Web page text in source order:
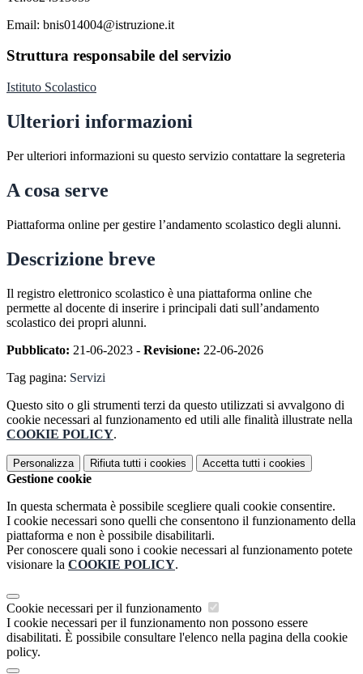
Email: bnis014004@istruzione.it
Struttura responsabile del servizio
Istituto Scolastico
Ulteriori informazioni
Per ulteriori informazioni su questo servizio contattare la segreteria
A cosa serve
Piattaforma online per gestire l’andamento scolastico degli alunni.
Descrizione breve
Il registro elettronico scolastico è una piattaforma online che
permette al docente di inserire i principali dati sull’andamento
scolastico dei propri alunni.
Pubblicato: 21-06-2023 - Revisione: 22-06-2026
Tag pagina: Servizi
Questo sito o gli strumenti terzi da questo utilizzati si avvalgono di
cookie necessari al funzionamento ed utili alle finalità illustrate nella
COOKIE POLICY.
Personalizza Rifiuta tutti i cookies Accetta tutti i cookies
Gestione cookie
In questa schermata è possibile scegliere quali cookie consentire.
I cookie necessari sono quelli che consentono il funzionamento della
piattaforma e non è possibile disabilitarli.
Per conoscere quali sono i cookie necessari al funzionamento potete
visionare la COOKIE POLICY.
Cookie necessari per il funzionamento
I cookie necessari per il funzionamento non possono essere
disabilitati. È possibile consultare l'elenco nella pagina della cookie
policy.